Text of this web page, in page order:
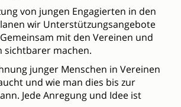
von jungen Engagierten in den
wir Unterstützungsangebote
mit den Vereinen und
sichtbarer machen.
junger Menschen in Vereinen
und wie man dies bis zur
Jede Anregung und Idee ist